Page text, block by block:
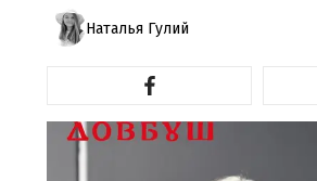
Наталья Гулий